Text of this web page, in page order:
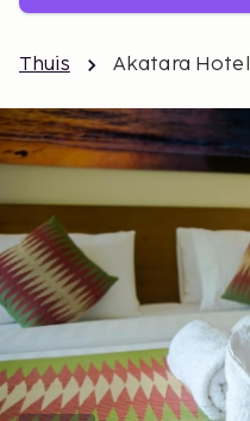
Thuis Akatara Hotel